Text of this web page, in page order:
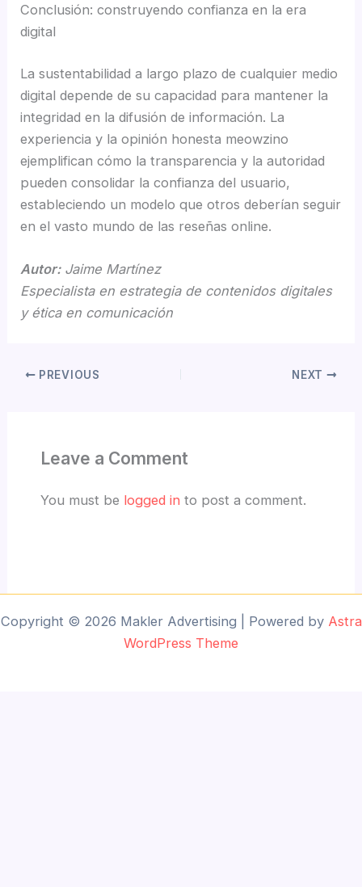
Conclusión: construyendo confianza en la era
digital
La sustentabilidad a largo plazo de cualquier medio
digital depende de su capacidad para mantener la
integridad en la difusión de información. La
experiencia y la opinión honesta meowzino
ejemplifican cómo la transparencia y la autoridad
pueden consolidar la confianza del usuario,
estableciendo un modelo que otros deberían seguir
en el vasto mundo de las reseñas online.
Autor:Jaime Martínez
Especialista en estrategia de contenidos digitales
y ética en comunicación
PREVIOUS NEXT
Leave a Comment
You must be logged in to post a comment.
Copyright © 2026 Makler Advertising | Powered by Astra
WordPress Theme